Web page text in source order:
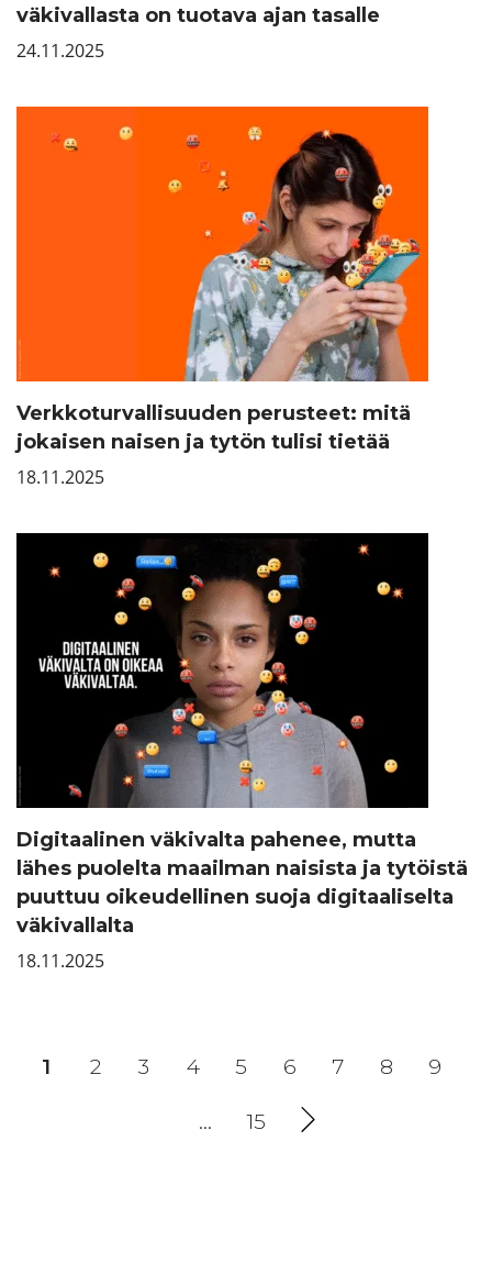
väkivallasta on tuotava ajan tasalle
24.11.2025
Verkkoturvallisuuden perusteet: mitä
jokaisen naisen ja tytön tulisi tietää
18.11.2025
Digitaalinen väkivalta pahenee, mutta
lähes puolelta maailman naisista ja tytöistä
puuttuu oikeudellinen suoja digitaaliselta
väkivallalta
18.11.2025
1 (current)
2 3 4 5 6 7 8 9
… 15